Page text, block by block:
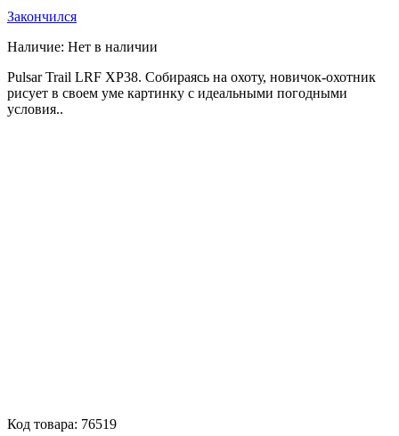
Закончился
Наличие: Нет в наличии
Pulsar Trail LRF XP38. Собираясь на охоту, новичок-охотник
рисует в своем уме картинку с идеальными погодными
условия..
Код товара: 76519